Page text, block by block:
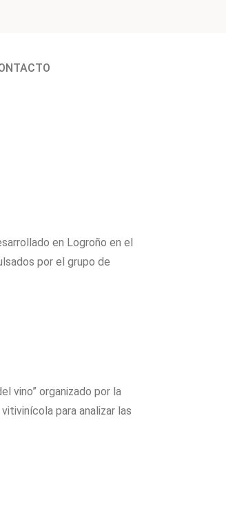
en Logroño en el
por el grupo de
vino” organizado por la
para analizar las